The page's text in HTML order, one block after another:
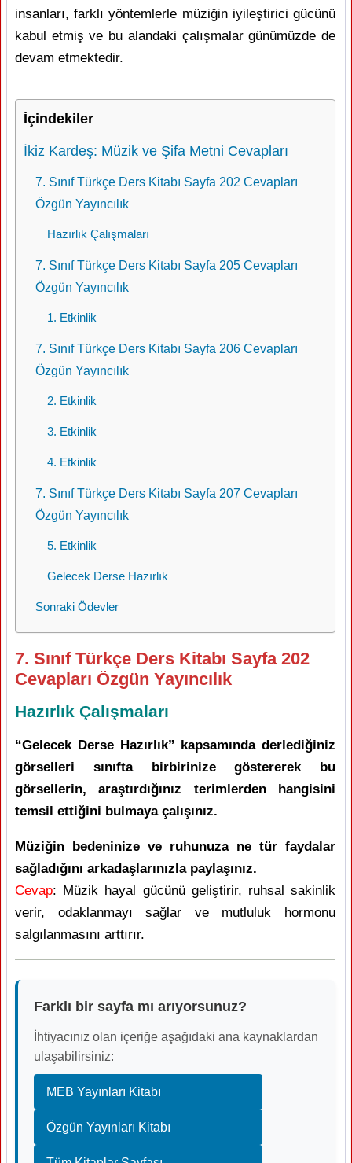
insanları, farklı yöntemlerle müziğin iyileştirici gücünü
kabul etmiş ve bu alandaki çalışmalar günümüzde de
devam etmektedir.
İçindekiler
İkiz Kardeş: Müzik ve Şifa Metni Cevapları
7. Sınıf Türkçe Ders Kitabı Sayfa 202 Cevapları
Özgün Yayıncılık
Hazırlık Çalışmaları
7. Sınıf Türkçe Ders Kitabı Sayfa 205 Cevapları
Özgün Yayıncılık
1. Etkinlik
7. Sınıf Türkçe Ders Kitabı Sayfa 206 Cevapları
Özgün Yayıncılık
2. Etkinlik
3. Etkinlik
4. Etkinlik
7. Sınıf Türkçe Ders Kitabı Sayfa 207 Cevapları
Özgün Yayıncılık
5. Etkinlik
Gelecek Derse Hazırlık
Sonraki Ödevler
7. Sınıf Türkçe Ders Kitabı Sayfa 202
Cevapları Özgün Yayıncılık
Hazırlık Çalışmaları
“Gelecek Derse Hazırlık” kapsamında derlediğiniz
görselleri sınıfta birbirinize göstererek bu
görsellerin, araştırdığınız terimlerden hangisini
temsil ettiğini bulmaya çalışınız.
Müziğin bedeninize ve ruhunuza ne tür faydalar
sağladığını arkadaşlarınızla paylaşınız.
Cevap: Müzik hayal gücünü geliştirir, ruhsal sakinlik
verir, odaklanmayı sağlar ve mutluluk hormonu
salgılanmasını arttırır.
Farklı bir sayfa mı arıyorsunuz?
İhtiyacınız olan içeriğe aşağıdaki ana kaynaklardan
ulaşabilirsiniz:
MEB Yayınları Kitabı
Özgün Yayınları Kitabı